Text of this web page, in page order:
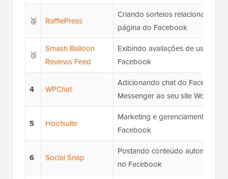
🥈 RafflePress
Criando sorteios relacionados à
página do Facebook
🥉
Smash Balloon
Reviews Feed
Exibindo avaliações de usuários
Facebook
4 WPChat
Adicionando chat do Facebook
Messenger ao seu site
5 Hootsuite
Marketing e gerenciamento do
Facebook
6 Social Snap
Postando conteúdo
no Facebook